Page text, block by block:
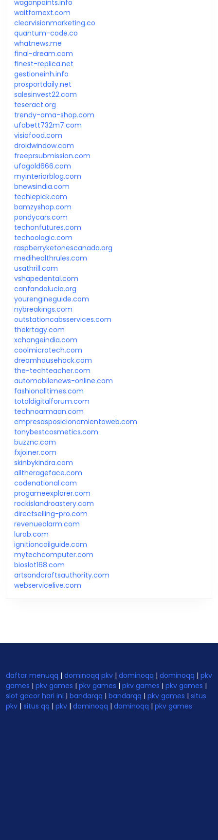
wagonpaints.info
waitfornext.com
clearvisionmarketing.co
quantum-code.co
whatnews.me
final-dream.com
finest-replica.net
gestioneinh.info
prosportdaily.net
salesinvest22.com
teseract.org
trendy-ama-shop.com
ufabett732m7.com
visiofood.com
droidwindow.com
freeprsubmission.com
ufagold666.com
myinteriorblog.com
bnewsindia.com
techiepick.com
bamzyshop.com
pondycars.com
techonfutures.com
techoologic.com
raspberryketonescanada.org
medihealthrules.com
usathrill.com
vshapedental.com
canfandalucia.org
yourengineguide.com
nybreakings.com
outstationcabsservices.com
thekrtagy.com
xchangeindia.com
coolmicrotech.com
dreamhousehack.com
the-techteacher.com
automobilenews-online.com
fashionalltimes.com
totaldigitalforum.com
technoarmaan.com
empresasposicionamientoweb.com
tonybestcosmetics.com
buzznc.com
fxjoiner.com
skinbykindra.com
alltherageface.com
codenational.com
progameexplorer.com
rockislandroastery.com
directselling-pro.com
revenuealarm.com
lurab.com
ignitioncoilguide.com
mytechcomputer.com
bioslot168.com
artsandcraftsauthority.com
webservicelive.com
daftar menuqq | dominoqq pkv | dominoqq | dominoqq | pkv
games | pkv games | pkv games | pkv games | pkv games |
slot gacor hari ini | bandarqq | bandarqq | pkv games | situs
pkv | situs qq | pkv | dominoqq | dominoqq | pkv games